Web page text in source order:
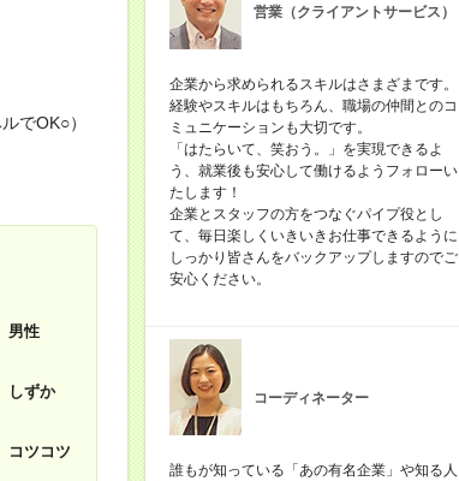
でOK○）
男性
しずか
コツコツ
営業（クライアントサービス）
企業から求められるスキルはさまざまです。
経験やスキルはもちろん、職場の仲間とのコ
ミュニケーションも大切です。
「はたらいて、笑おう。」を実現できるよ
う、就業後も安心して働けるようフォローい
たします！
企業とスタッフの方をつなぐパイプ役とし
て、毎日楽しくいきいきお仕事できるように
しっかり皆さんをバックアップしますのでご
安心ください。
コーディネーター
誰もが知っている「あの有名企業」や知る人